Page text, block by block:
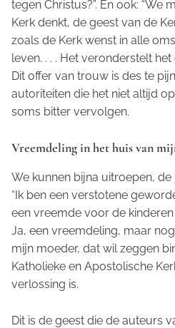
tegen Christus?”. En ook: “We
Kerk denkt, de geest van de
zoals de Kerk wenst in alle
leven. . . . Het veronderstelt het
Dit offer van trouw is des te
autoriteiten die het niet altijd
soms bitter vervolgen.
Vreemdeling in het huis van
We kunnen bijna uitroepen,
“Ik ben een verstotene
een vreemde voor de kinderen
Ja, een vreemdeling, maar
mijn moeder, dat wil zeggen
Katholieke en Apostolische
verlossing is.
Dit is de geest die de auteurs